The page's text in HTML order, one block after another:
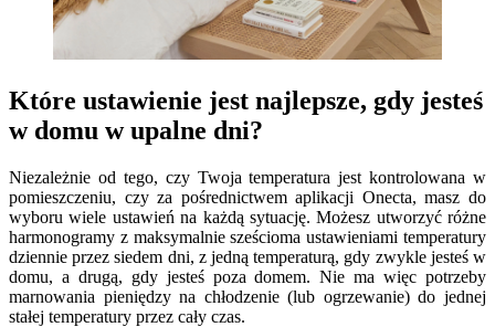
Które ustawienie jest najlepsze, gdy jesteś
w domu w upalne dni?
Niezależnie od tego, czy Twoja temperatura jest kontrolowana w
pomieszczeniu, czy za pośrednictwem aplikacji Onecta, masz do
wyboru wiele ustawień na każdą sytuację. Możesz utworzyć różne
harmonogramy z maksymalnie sześcioma ustawieniami temperatury
dziennie przez siedem dni, z jedną temperaturą, gdy zwykle jesteś w
domu, a drugą, gdy jesteś poza domem. Nie ma więc potrzeby
marnowania pieniędzy na chłodzenie (lub ogrzewanie) do jednej
stałej temperatury przez cały czas.